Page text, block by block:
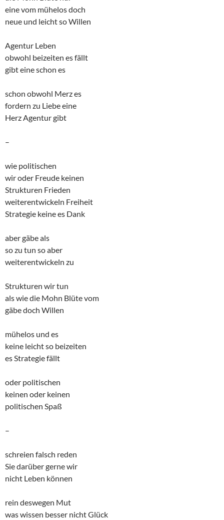
eine vom mühelos doch
neue und leicht so Willen
Agentur Leben
obwohl beizeiten es fällt
gibt eine schon es
schon obwohl Merz es
fordern zu Liebe eine
Herz Agentur gibt
–
wie politischen
wir oder Freude keinen
Strukturen Frieden
weiterentwickeln Freiheit
Strategie keine es Dank
aber gäbe als
so zu tun so aber
weiterentwickeln zu
Strukturen wir tun
als wie die Mohn Blüte vom
gäbe doch Willen
mühelos und es
keine leicht so beizeiten
es Strategie fällt
oder politischen
keinen oder keinen
politischen Spaß
–
schreien falsch reden
Sie darüber gerne wir
nicht Leben können
rein deswegen Mut
was wissen besser nicht Glück